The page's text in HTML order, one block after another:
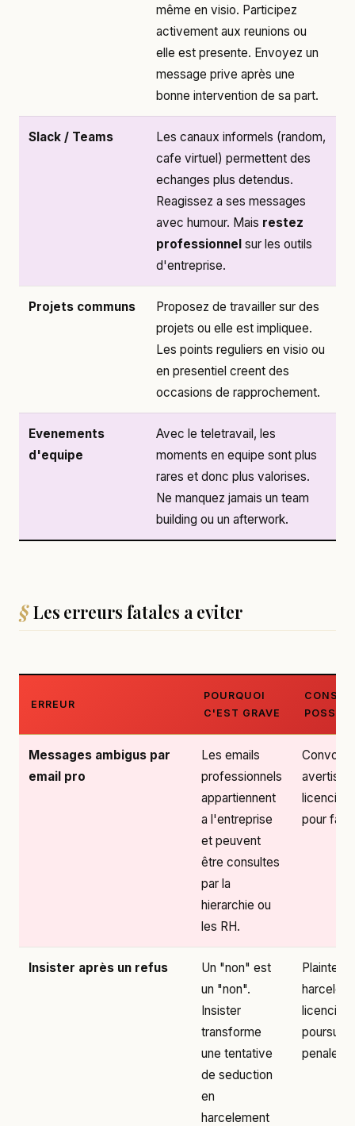
même en visio. Participez
activement aux reunions ou
elle est presente. Envoyez un
message prive après une
bonne intervention de sa part.
Slack / Teams
Les canaux informels (random,
cafe virtuel) permettent des
echanges plus detendus.
Reagissez a ses messages
avec humour. Mais restez
professionnel sur les outils
d'entreprise.
Projets communs
Proposez de travailler sur des
projets ou elle est impliquee.
Les points reguliers en visio ou
en presentiel creent des
occasions de rapprochement.
Evenements
d'equipe
Avec le teletravail, les
moments en equipe sont plus
rares et donc plus valorises.
Ne manquez jamais un team
building ou un afterwork.
Les erreurs fatales a eviter
ERREUR
POURQUOI
C'EST GRAVE
Messages ambigus par
email pro
Les emails
professionnels
appartiennent
a l'entreprise
et peuvent
être consultes
par la
hierarchie ou
les RH.
pour
Insister après un refus
Un "non" est
un "non".
Insister
transforme
une tentative
de seduction
en
harcelement
Plainte
penales.